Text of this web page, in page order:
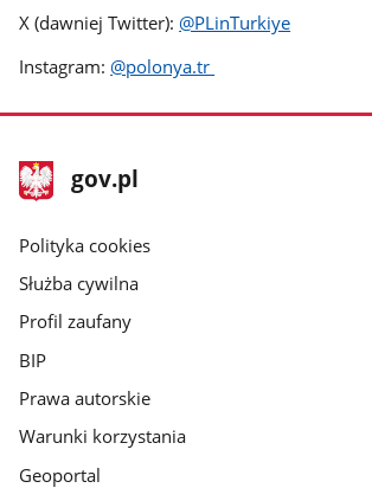
X (dawniej Twitter): @PLinTurkiye
Instagram: @polonya.tr
stopka
gov.pl
Strona
gov.pl
gov.pl
Polityka cookies
Służba cywilna
Profil zaufany
BIP
Prawa autorskie
Warunki korzystania
Geoportal